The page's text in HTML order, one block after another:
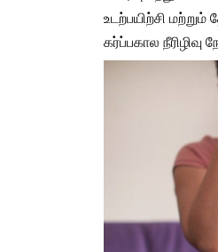
உடற்பயிற்சி
கர்ப்பகால